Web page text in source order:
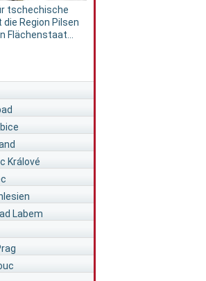
tschechische
Region Pilsen
Flächenstaat...
Králové
Labem